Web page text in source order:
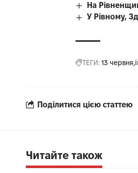
На
У Рівному,
ТЕГИ: 13 червня
Поділитися цією статтею
Читайте також